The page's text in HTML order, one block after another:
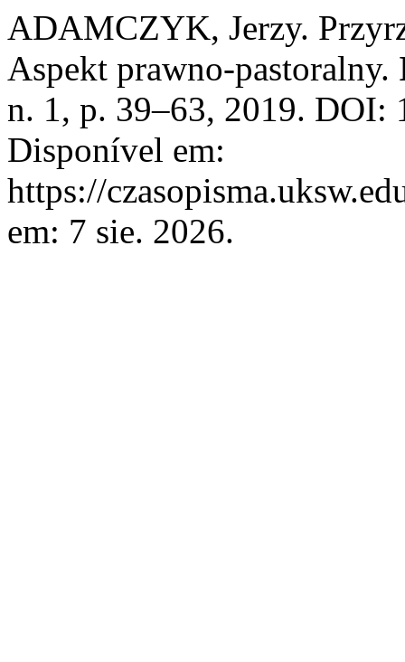
ADAMCZYK, Jerzy.
Aspekt prawno-pastoralny.
n. 1, p. 39–63, 2019. DOI:
Disponível em:
https://
em: 7 sie. 2026.